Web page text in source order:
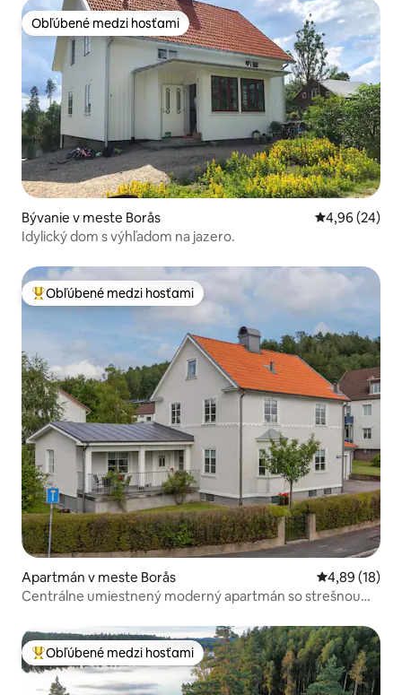
Obľúbené medzi hosťami
Obľúbené medzi hosťami
Bývanie v meste Borås Priemerné
4,96 (24)
Idylický dom s výhľadom na jazero.
Najobľúbenejšie medzi hosťami
Obľúbené medzi hosťami
Apartmán v meste Borås Priemerné
4,89 (18)
Centrálne umiestnený moderný apartmán so strešnou
Najobľúbenejšie medzi hosťami
Obľúbené medzi hosťami